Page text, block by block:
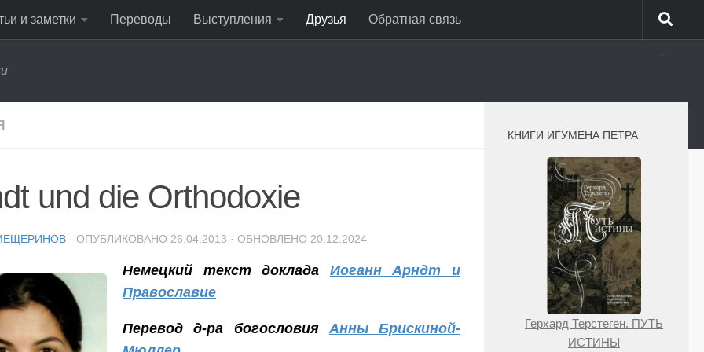
и заметки Переводы Выступления Друзья Обратная связь
und die Orthodoxie
· ОПУБЛИКОВАНО 26.04.2013 · ОБНОВЛЕНО 20.12.2024
Немецкий текст доклада Иоганн Арндт и
Православие
Перевод д-ра богословия Анны Брискиной-
КНИГИ ИГУМЕНА ПЕТРА
Герхард Терстеген. ПУТЬ
ИСТИНЫ